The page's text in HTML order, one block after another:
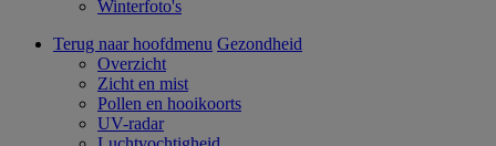
Winterfoto's
Terug naar hoofdmenu Gezondheid
Overzicht
Zicht en mist
Pollen en hooikoorts
UV-radar